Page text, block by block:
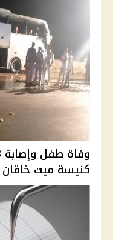
كنيسة ميت